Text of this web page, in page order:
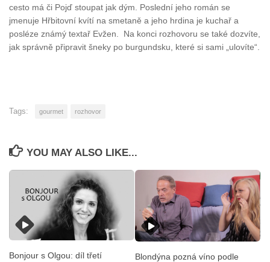
cesto má či Pojď stoupat jak dým. Poslední jeho román se
jmenuje Hřbitovní kvítí na smetaně a jeho hrdina je kuchař a
posléze známý textař Evžen. Na konci rozhovoru se také dozvíte,
jak správně připravit šneky po burgundsku, které si sami „ulovíte“.
Tags: gourmet rozhovor
YOU MAY ALSO LIKE...
Bonjour s Olgou: díl třetí
Blondýna pozná víno podle